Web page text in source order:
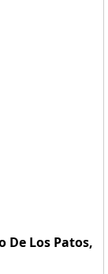
De Los Patos,